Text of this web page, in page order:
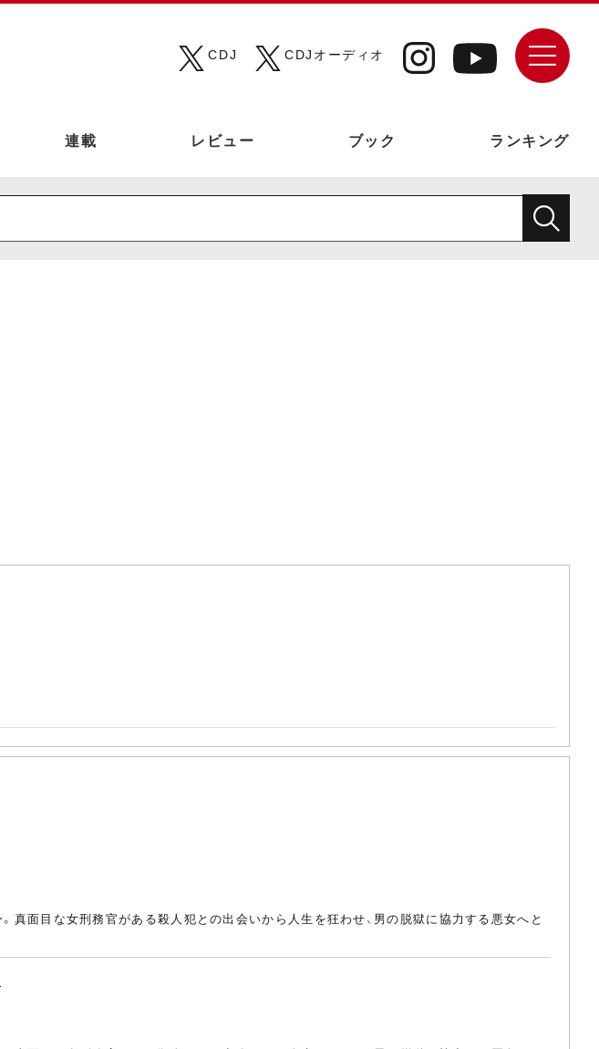
CDJ
CDJオーディオ
連載 レビュー ブック ランキング
真面目な女刑務官がある殺人犯との出会いから人生を狂わせ、男の脱獄に協力する悪女へと